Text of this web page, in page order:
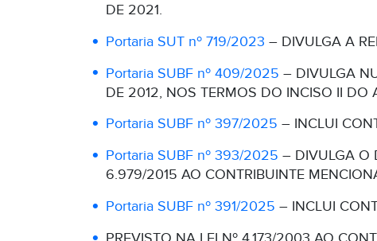
DE 2021.
Portaria SUT nº 719/2023 – DIVULGA A
Portaria SUBF nº 409/2025 – DIVULGA
DE 2012, NOS TERMOS DO INCISO II DO
Portaria SUBF nº 397/2025 – INCLUI
Portaria SUBF nº 393/2025 – DIVULGA O
6.979/2015 AO CONTRIBUINTE
Portaria SUBF nº 391/2025 – INCLUI